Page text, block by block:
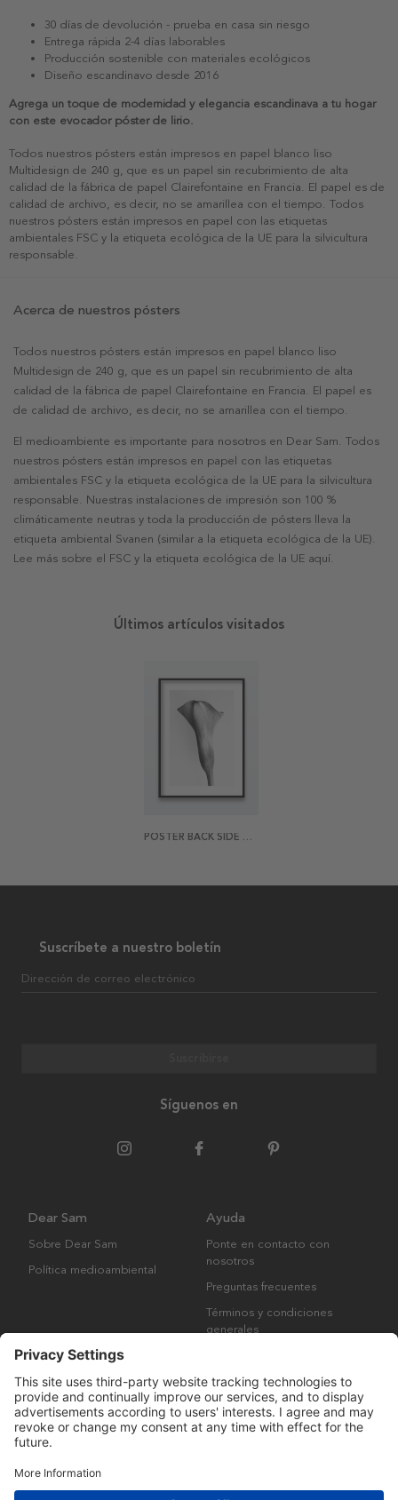
30 días de devolución - prueba en casa sin riesgo
Entrega rápida 2-4 días laborables
Producción sostenible con materiales ecológicos
Diseño escandinavo desde 2016
Agrega un toque de modernidad y elegancia escandinava a tu hogar
con este evocador póster de lirio.
Todos nuestros pósters están impresos en papel blanco liso
Multidesign de 240 g, que es un papel sin recubrimiento de alta
calidad de la fábrica de papel Clairefontaine en Francia. El papel es de
calidad de archivo, es decir, no se amarillea con el tiempo. Todos
nuestros pósters están impresos en papel con las etiquetas
ambientales FSC y la etiqueta ecológica de la UE para la silvicultura
responsable.
Acerca de nuestros pósters
Todos nuestros pósters están impresos en papel blanco liso
Multidesign de 240 g, que es un papel sin recubrimiento de alta
calidad de la fábrica de papel Clairefontaine en Francia. El papel es
de calidad de archivo, es decir, no se amarillea con el tiempo.
El medioambiente es importante para nosotros en Dear Sam. Todos
nuestros pósters están impresos en papel con las etiquetas
ambientales FSC y la etiqueta ecológica de la UE para la silvicultura
responsable. Nuestras instalaciones de impresión son 100 %
climáticamente neutras y toda la producción de pósters lleva la
etiqueta ambiental Svanen (similar a la etiqueta ecológica de la UE).
Lee más sobre el FSC y la etiqueta ecológica de la UE aquí.
Últimos artículos visitados
POSTER BACK SIDE OF A YOUNG LILY
Suscríbete a nuestro boletín
Dirección de correo electrónico
Síguenos en
Dear Sam
Sobre Dear Sam
Política medioambiental
Ayuda
Ponte en contacto con
nosotros
Preguntas frecuentes
Términos y condiciones
generales
Derechos de autor © Many Brands AB 2023. Todos los derechos